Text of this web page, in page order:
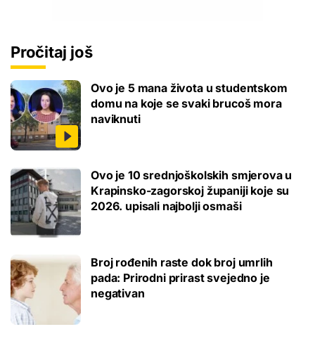
Pročitaj još
Ovo je 5 mana života u studentskom
domu na koje se svaki brucoš mora
naviknuti
Ovo je 10 srednjoškolskih smjerova u
Krapinsko-zagorskoj županiji koje su
2026. upisali najbolji osmaši
Broj rođenih raste dok broj umrlih
pada: Prirodni prirast svejedno je
negativan